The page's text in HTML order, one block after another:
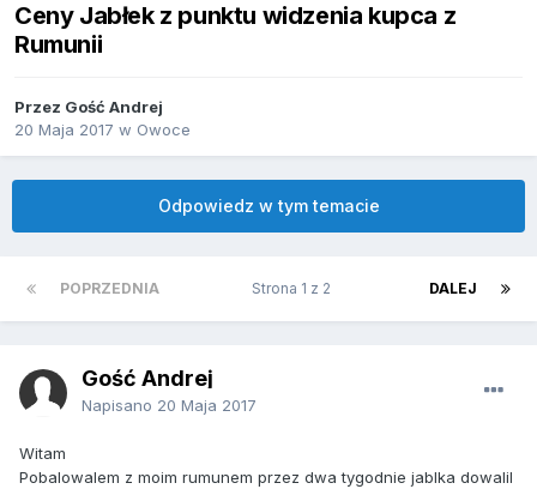
Ceny Jabłek z punktu widzenia kupca z
Rumunii
Przez Gość Andrej
20 Maja 2017 w Owoce
Odpowiedz w tym temacie
POPRZEDNIA DALEJ
Strona 1 z 2
Gość Andrej
Napisano 20 Maja 2017
Witam
Pobalowalem z moim rumunem przez dwa tygodnie jablka dowalil